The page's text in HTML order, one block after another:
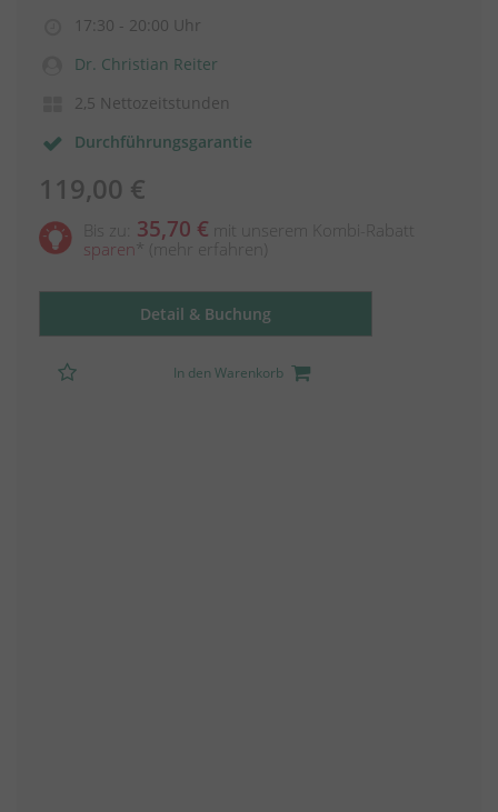
17:30 - 20:00 Uhr
Dr. Christian Reiter
2,5 Nettozeitstunden
Durchführungsgarantie
119,00 €
Bis zu: 35,70 € mit unserem Kombi-Rabatt
sparen
(mehr erfahren)
Detail & Buchung
In den Warenkorb